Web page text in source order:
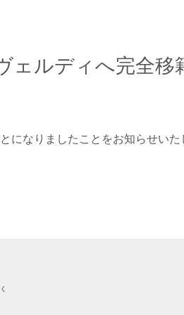
ェルディへ完全移
になりましたことをお知らせいた